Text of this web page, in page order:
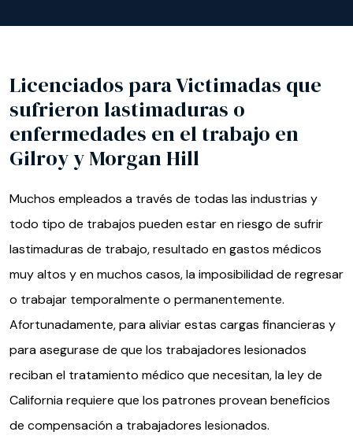
Licenciados para Victimadas que
sufrieron lastimaduras o
enfermedades en el trabajo en
Gilroy y Morgan Hill
Muchos empleados a través de todas las industrias y
todo tipo de trabajos pueden estar en riesgo de sufrir
lastimaduras de trabajo, resultado en gastos médicos
muy altos y en muchos casos, la imposibilidad de regresar
o trabajar temporalmente o permanentemente.
Afortunadamente, para aliviar estas cargas financieras y
para asegurase de que los trabajadores lesionados
reciban el tratamiento médico que necesitan, la ley de
California requiere que los patrones provean beneficios
de compensación a trabajadores lesionados.